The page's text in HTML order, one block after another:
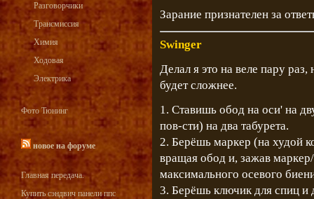
Разговорчики
Трансмиссия
Химия
Ходовая
Электрика
Фото Тюнинг
новое на форуме
Главная передача.
Купить сэндвич панели ппс
Зарание признателен за
Swinger
Делал я это на веле пару
будет сложнее.
1. Ставишь обод на оси' на
пов-сти) на два табурета.
2. Берёшь маркер (на худой
вращая обод и, зажав
максимального осевого
3. Берёшь ключик для спиц и